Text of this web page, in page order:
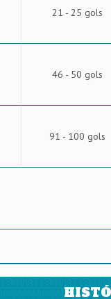
21 - 25 gols
46 - 50 gols
91 - 100 gols